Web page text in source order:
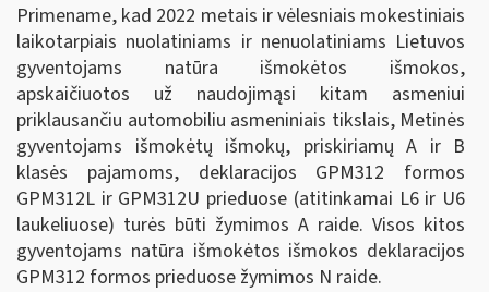
Primename, kad 2022 metais ir vėlesniais mokestiniais
laikotarpiais nuolatiniams ir nenuolatiniams Lietuvos
gyventojams natūra išmokėtos išmokos,
apskaičiuotos už naudojimąsi kitam asmeniui
priklausančiu automobiliu asmeniniais tikslais, Metinės
gyventojams išmokėtų išmokų, priskiriamų A ir B
klasės pajamoms, deklaracijos GPM312 formos
GPM312L ir GPM312U prieduose (atitinkamai L6 ir U6
laukeliuose) turės būti žymimos A raide. Visos kitos
gyventojams natūra išmokėtos išmokos deklaracijos
GPM312 formos prieduose žymimos N raide.